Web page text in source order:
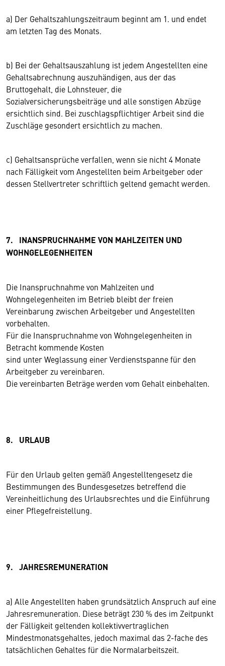
a) Der Gehaltszahlungszeitraum beginnt am 1. und endet
am letzten Tag des Monats.
b) Bei der Gehaltsauszahlung ist jedem Angestellten eine
Gehaltsabrechnung auszuhändigen, aus der das
Bruttogehalt, die Lohnsteuer, die
Sozialversicherungsbeiträge und alle sonstigen Abzüge
ersichtlich sind. Bei zuschlagspflichtiger Arbeit sind die
Zuschläge gesondert ersichtlich zu machen.
c) Gehaltsansprüche verfallen, wenn sie nicht 4 Monate
nach Fälligkeit vom Angestellten beim Arbeitgeber oder
dessen Stellvertreter schriftlich geltend gemacht werden.
7. INANSPRUCHNAHME VON MAHLZEITEN UND
WOHNGELEGENHEITEN
Die Inanspruchnahme von Mahlzeiten und
Wohngelegenheiten im Betrieb bleibt der freien
Vereinbarung zwischen Arbeitgeber und Angestellten
vorbehalten.
Für die Inanspruchnahme von Wohngelegenheiten in
Betracht kommende Kosten
sind unter Weglassung einer Verdienstspanne für den
Arbeitgeber zu vereinbaren.
Die vereinbarten Beträge werden vom Gehalt einbehalten.
8. URLAUB
Für den Urlaub gelten gemäß Angestelltengesetz die
Bestimmungen des Bundesgesetzes betreffend die
Vereinheitlichung des Urlaubsrechtes und die Einführung
einer Pflegefreistellung.
9. JAHRESREMUNERATION
a) Alle Angestellten haben grundsätzlich Anspruch auf eine
Jahresremuneration. Diese beträgt 230 % des im Zeitpunkt
der Fälligkeit geltenden kollektivvertraglichen
Mindestmonatsgehaltes, jedoch maximal das 2-fache des
tatsächlichen Gehaltes für die Normalarbeitszeit.